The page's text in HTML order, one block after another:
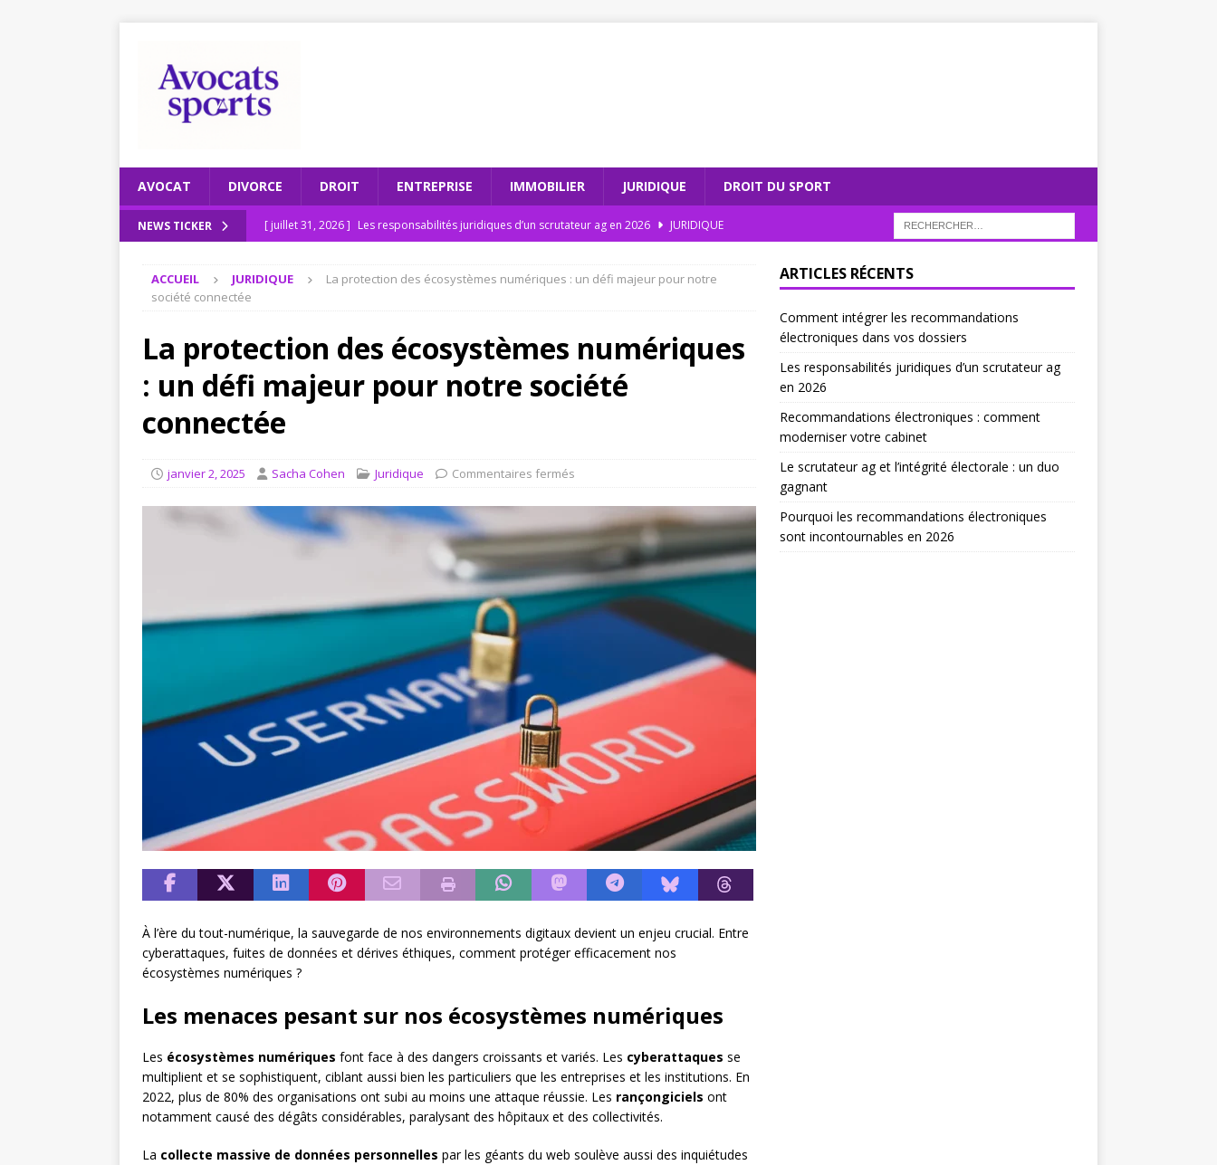
AVOCAT DIVORCE DROIT ENTREPRISE IMMOBILIER JURIDIQUE DROIT DU SPORT
NEWS TICKER [ juillet 31, 2026 ] Les responsabilités juridiques d’un scrutateur ag en 2026
JURIDIQUE
ENTREPRISE
[ juillet 19, 2026 ] Pourquoi les recommandations électroniques sont incontournables en
2026
JURIDIQUE
[ août 4, 2026 ]
ACCUEIL JURIDIQUE
La protection des écosystèmes numériques : un défi majeur pour notre
société connectée
La protection des écosystèmes numériques
: un défi majeur pour notre société
connectée
janvier 2, 2025 Sacha Cohen Juridique Commentaires fermés
À l’ère du tout-numérique, la sauvegarde de nos environnements digitaux devient un enjeu crucial. Entre
cyberattaques, fuites de données et dérives éthiques, comment protéger efficacement nos
écosystèmes numériques ?
Les menaces pesant sur nos écosystèmes numériques
Les écosystèmes numériques font face à des dangers croissants et variés. Les cyberattaques se
multiplient et se sophistiquent, ciblant aussi bien les particuliers que les entreprises et les institutions. En
2022, plus de 80% des organisations ont subi au moins une attaque réussie. Les rançongiciels ont
notamment causé des dégâts considérables, paralysant des hôpitaux et des collectivités.
La collecte massive de données personnelles par les géants du web soulève aussi des inquiétudes
ARTICLES RÉCENTS
Comment intégrer les recommandations
électroniques dans vos dossiers
Les responsabilités juridiques d’un scrutateur ag
en 2026
Recommandations électroniques : comment
moderniser votre cabinet
Le scrutateur ag et l’intégrité électorale : un duo
gagnant
Pourquoi les recommandations électroniques
sont incontournables en 2026